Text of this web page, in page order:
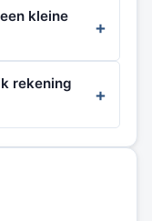
kleine
rekening